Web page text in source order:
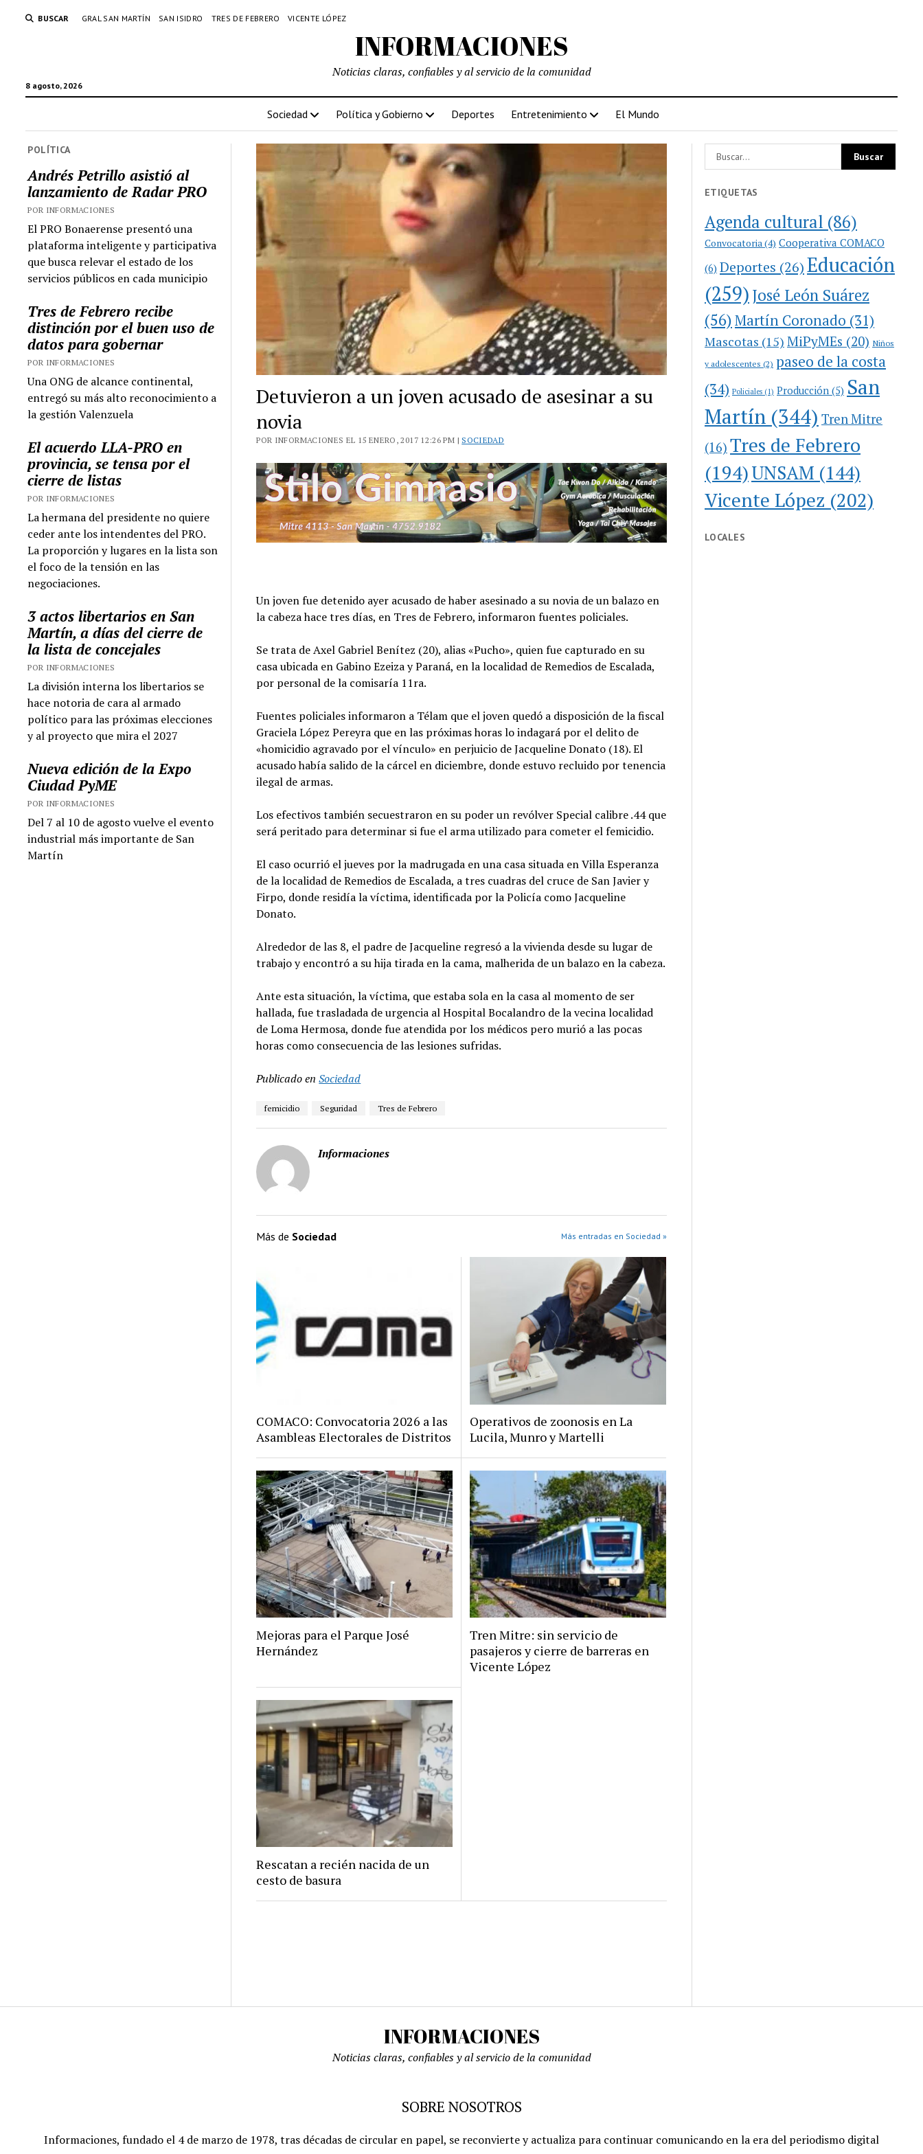
BUSCAR GRAL SAN MARTÍN SAN ISIDRO TRES DE FEBRERO VICENTE LÓPEZ
INFORMACIONES
8 agosto, 2026
Noticias claras, confiables y al servicio de la comunidad
Sociedad Política y Gobierno Deportes Entretenimiento El Mundo
POLÍTICA
Andrés Petrillo asistió al
lanzamiento de Radar PRO
POR INFORMACIONES
El PRO Bonaerense presentó una
plataforma inteligente y participativa
que busca relevar el estado de los
servicios públicos en cada municipio
Tres de Febrero recibe
distinción por el buen uso de
datos para gobernar
POR INFORMACIONES
Una ONG de alcance continental,
entregó su más alto reconocimiento a
la gestión Valenzuela
El acuerdo LLA-PRO en
provincia, se tensa por el
cierre de listas
POR INFORMACIONES
La hermana del presidente no quiere
ceder ante los intendentes del PRO.
La proporción y lugares en la lista son
el foco de la tensión en las
negociaciones.
3 actos libertarios en San
Martín, a días del cierre de
la lista de concejales
POR INFORMACIONES
La división interna los libertarios se
hace notoria de cara al armado
político para las próximas elecciones
y al proyecto que mira el 2027
Nueva edición de la Expo
Ciudad PyME
POR INFORMACIONES
Del 7 al 10 de agosto vuelve el evento
industrial más importante de San
Martín
Detuvieron a un joven acusado de asesinar a su
novia
POR INFORMACIONES EL 15 ENERO, 2017 12:26 PM | SOCIEDAD
Un joven fue detenido ayer acusado de haber asesinado a su novia de un balazo en
la cabeza hace tres días, en Tres de Febrero, informaron fuentes policiales.
Se trata de Axel Gabriel Benítez (20), alias «Pucho», quien fue capturado en su
casa ubicada en Gabino Ezeiza y Paraná, en la localidad de Remedios de Escalada,
por personal de la comisaría 11ra.
Fuentes policiales informaron a Télam que el joven quedó a disposición de la fiscal
Graciela López Pereyra que en las próximas horas lo indagará por el delito de
«homicidio agravado por el vínculo» en perjuicio de Jacqueline Donato (18). El
acusado había salido de la cárcel en diciembre, donde estuvo recluido por tenencia
ilegal de armas.
Los efectivos también secuestraron en su poder un revólver Special calibre .44 que
será peritado para determinar si fue el arma utilizado para cometer el femicidio.
El caso ocurrió el jueves por la madrugada en una casa situada en Villa Esperanza
de la localidad de Remedios de Escalada, a tres cuadras del cruce de San Javier y
Firpo, donde residía la víctima, identificada por la Policía como Jacqueline
Donato.
Alrededor de las 8, el padre de Jacqueline regresó a la vivienda desde su lugar de
trabajo y encontró a su hija tirada en la cama, malherida de un balazo en la cabeza.
Ante esta situación, la víctima, que estaba sola en la casa al momento de ser
hallada, fue trasladada de urgencia al Hospital Bocalandro de la vecina localidad
de Loma Hermosa, donde fue atendida por los médicos pero murió a las pocas
horas como consecuencia de las lesiones sufridas.
Publicado en Sociedad
femicidio Seguridad Tres de Febrero
Informaciones
Más de Sociedad Más entradas en Sociedad »
COMACO: Convocatoria 2026 a las
Asambleas Electorales de Distritos
Operativos de zoonosis en La
Lucila, Munro y Martelli
Mejoras para el Parque José
Hernández
Tren Mitre: sin servicio de
pasajeros y cierre de barreras en
Vicente López
Rescatan a recién nacida de un
cesto de basura
ETIQUETAS
Agenda cultural (86)
Convocatoria (4) Cooperativa COMACO
(6) Deportes (26)Educación
(259)José León Suárez
(56)Martín Coronado (31)
Mascotas (15) MiPyMEs (20) Niños
y adolescentes (2) paseo de la costa
(34) Policiales (1) Producción (5) San
Martín (344) Tren Mitre
(16) Tres de Febrero
(194)UNSAM (144)
Vicente López (202)
LOCALES
INFORMACIONES
Noticias claras, confiables y al servicio de la comunidad
SOBRE NOSOTROS
Informaciones, fundado el 4 de marzo de 1978, tras décadas de circular en papel, se reconvierte y actualiza para continuar comunicando en la era del periodismo digital